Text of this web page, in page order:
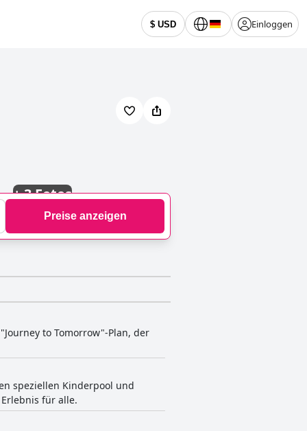
$ USD Einloggen
+3 Fotos
Preise anzeigen
to Tomorrow"-Plan, der
speziellen Kinderpool und
für alle.